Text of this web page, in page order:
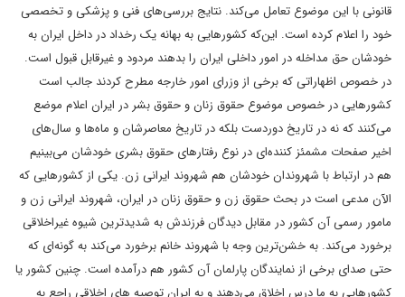
قانونی با این موضوع تعامل می‌کند. نتایج بررسی‌های فنی و پزشکی و تخصصی
خود را اعلام کرده است. این‌که کشورهایی به بهانه یک رخداد در داخل ایران به
خودشان حق مداخله در امور داخلی ایران را بدهند مردود و غیرقابل قبول است.
در خصوص اظهاراتی که برخی از وزرای امور خارجه مطرح کردند جالب است
کشورهایی در خصوص موضوع حقوق زنان و حقوق بشر در ایران اعلام موضع
می‌کنند که نه در تاریخ دوردست بلکه در تاریخ معاصرشان و ماه‌ها و سال‌های
اخیر صفحات مشمئز کننده‌ای در نوع رفتارهای حقوق بشری خودشان می‌بینیم
هم در ارتباط با شهروندان خودشان هم شهروند ایرانی زن. یکی از کشورهایی که
الآن مدعی است در بحث حقوق زن و حقوق زنان در ایران، شهروند ایرانی زن و
مامور رسمی آن کشور در مقابل دیدگان فرزندش به شدیدترین شیوه غیراخلاقی
برخورد می‌کند. به خشن‌ترین وجه با شهروند خانم برخورد می‌کند به گونه‌ای که
حتی صدای برخی از نمایندگان پارلمان آن کشور هم درآمده است. چنین کشور یا
کشورهایی به ما درس اخلاق می‌دهند و به ایران توصیه های اخلاقی راجع به